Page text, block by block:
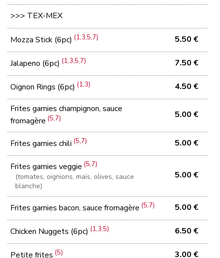
>>> TEX-MEX
Mozza Stick (6pc)(1,3,5,7) 5.50 €
Jalapeno (6pc)(1,3,5,7) 7.50 €
Oignon Rings (6pc)(1,3) 4.50 €
Frites garnies champignon, sauce
fromagère(5,7) 5.00 €
Frites garnies chili(5,7) 5.00 €
Frites garnies veggie(5,7)
(tomates, oignions, maïs, olives, sauce
blanche)
5.00 €
Frites garnies bacon, sauce fromagère(5,7) 5.00 €
Chicken Nuggets (6pc)(1,3,5) 6.50 €
Petite frites(5) 3.00 €